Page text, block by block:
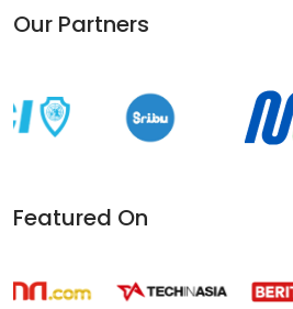
Our Partners
Featured On